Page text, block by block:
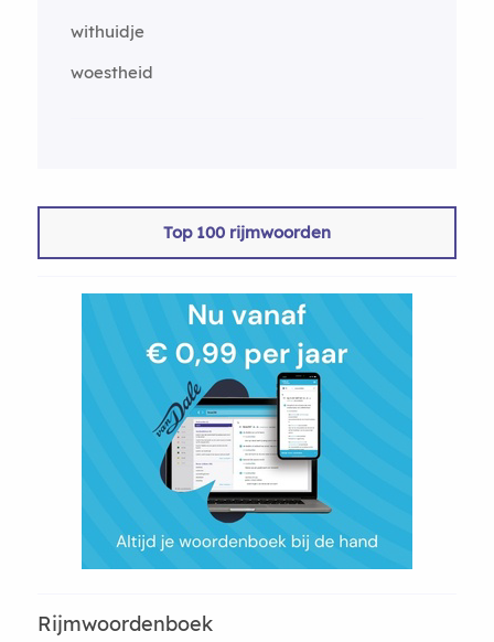
withuidje
woestheid
Top 100 rijmwoorden
Rijmwoordenboek